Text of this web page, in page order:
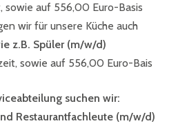
sowie auf 556,00 Euro-Basis
wir für unsere Küche auch
z.B. Spüler (m/w/d)
sowie auf 556,00 Euro-Bais
suchen wir:
Restaurantfachleute (m/w/d)